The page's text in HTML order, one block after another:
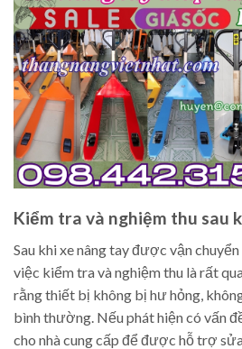
Kiểm tra và nghiệm thu sau
Sau khi xe nâng tay được vận
việc kiểm tra và nghiệm thu là rất
rằng thiết bị không bị hư hỏng,
bình thường. Nếu phát hiện có vấn
cho nhà cung cấp để được hỗ trợ